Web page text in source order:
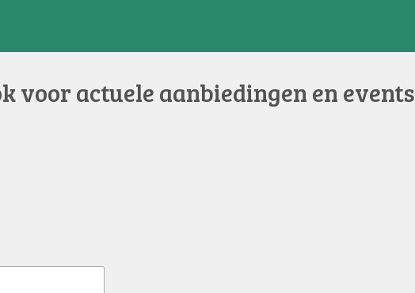
voor actuele aanbiedingen en events